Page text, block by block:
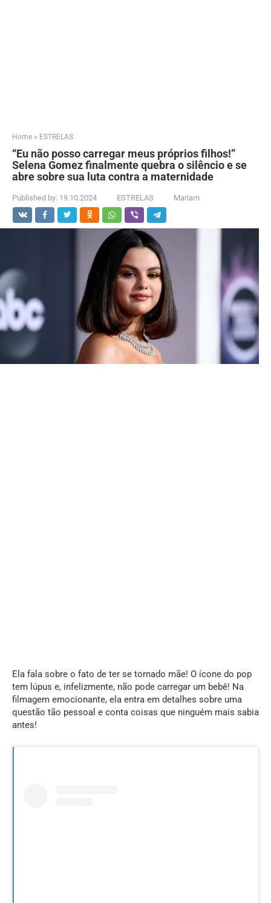
Home » ESTRELAS
“Eu não posso carregar meus próprios filhos!”
Selena Gomez finalmente quebra o silêncio e se
abre sobre sua luta contra a maternidade
Published by: 19.10.2024 ESTRELAS Mariam
Ela fala sobre o fato de ter se tornado mãe! O ícone do pop
tem lúpus e, infelizmente, não pode carregar um bebê! Na
filmagem emocionante, ela entra em detalhes sobre uma
questão tão pessoal e conta coisas que ninguém mais sabia
antes!